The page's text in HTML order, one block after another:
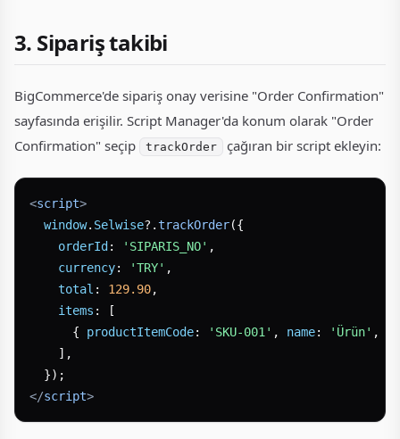
3. Sipariş takibi
BigCommerce'de sipariş onay verisine "Order Confirmation"
sayfasında erişilir. Script Manager'da konum olarak "Order
Confirmation" seçip
trackOrder çağıran bir script ekleyin:
<script>
window. Selwise?.trackOrder({
orderId : 'SIPARIS_NO' ,
currency: 'TRY' ,
total : 129.90,
items : [
      {
productItemCode: 'SKU-001' , name: 'Ürün' ,
    ],
</script>